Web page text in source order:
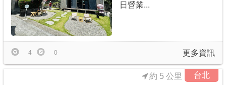
日營業...
更多資訊
4 0
台北
約 5 公里